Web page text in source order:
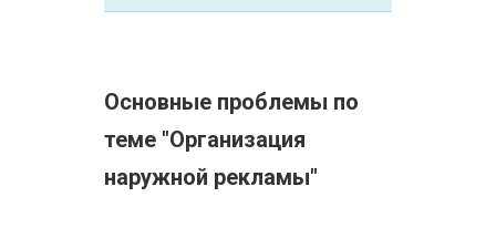
Основные проблемы по
теме "Организация
наружной рекламы"